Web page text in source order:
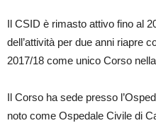
Il CSID è rimasto attivo fino al
dell’attività per due anni riapre
2017/18 come unico Corso
Il Corso ha sede presso
noto come Ospedale Civile di